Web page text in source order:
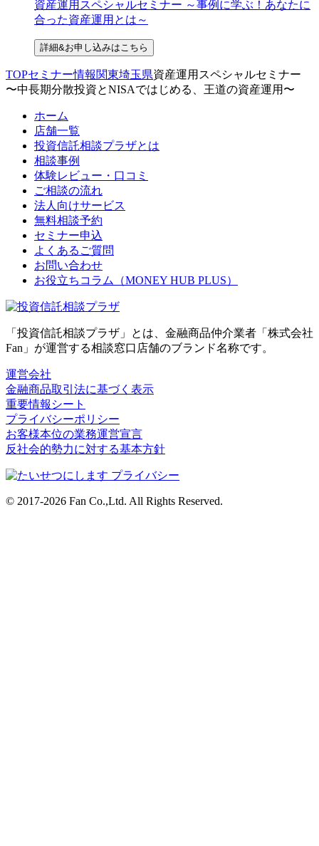
資産運用スペシャルセミナー ～事例に学ぶ！あなたに
合った資産運用とは～
詳細&お申し込みはこちら
TOPセミナー情報関東埼玉県資産運用スペシャルセミナー
〜中長期分散投資とNISAではじめる、王道の資産運用〜
ホーム
店舗一覧
投資信託相談プラザとは
相談事例
体験レビュー・口コミ
ご相談の流れ
法人向けサービス
無料相談予約
セミナー申込
よくあるご質問
お問い合わせ
お役立ちコラム（MONEY HUB PLUS）
「投資信託相談プラザ」とは、金融商品仲介業者「株式会社
Fan」が運営する相談窓口店舗のブランド名称です。
運営会社
金融商品取引法に基づく表示
重要情報シート
プライバシーポリシー
お客様本位の業務運営宣言
反社会的勢力に対する基本方針
© 2017-2026 Fan Co.,Ltd. All Rights Reserved.